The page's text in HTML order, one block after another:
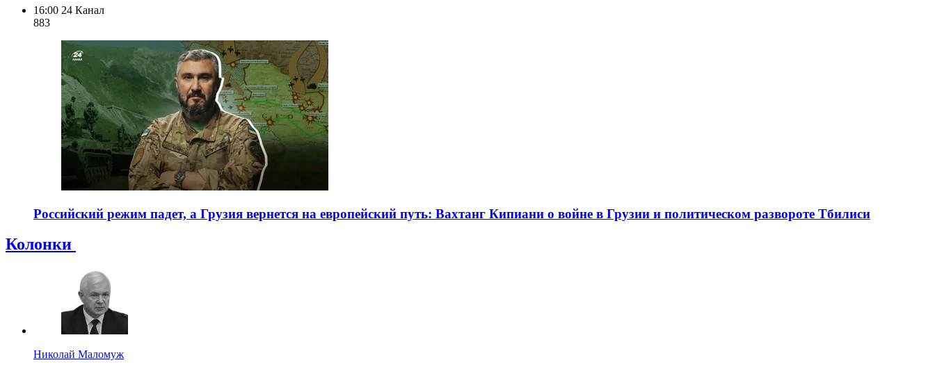
16:00 24 Канал
883
Российский режим падет, а Грузия вернется на европейский путь: Вахтанг Кипиани о войне в Грузии и политическом развороте Тбилиси
Колонки
Николай Маломуж